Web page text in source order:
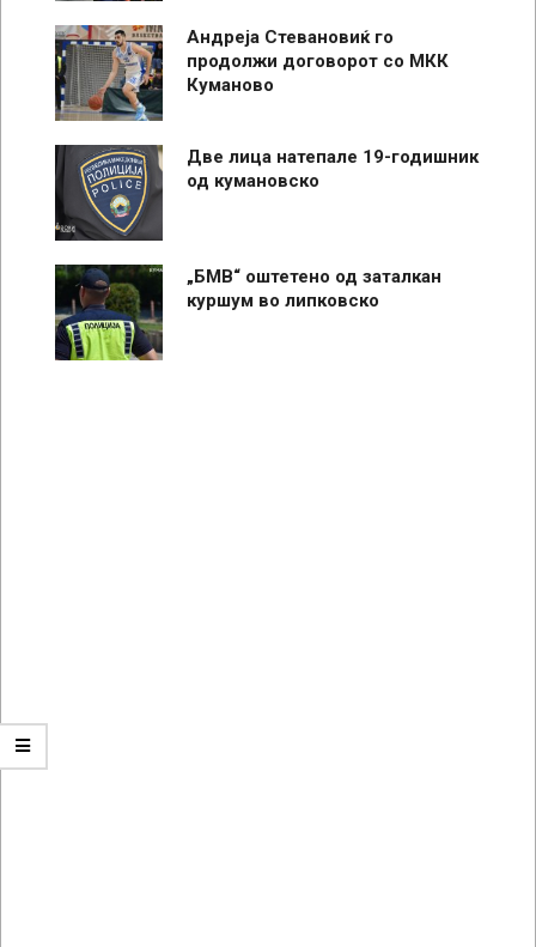
Андреја Стевановиќ го
продолжи договорот со МКК
Куманово
Две лица натепале 19-годишник
од кумановско
„БМВ“ оштетено од заталкан
куршум во липковско